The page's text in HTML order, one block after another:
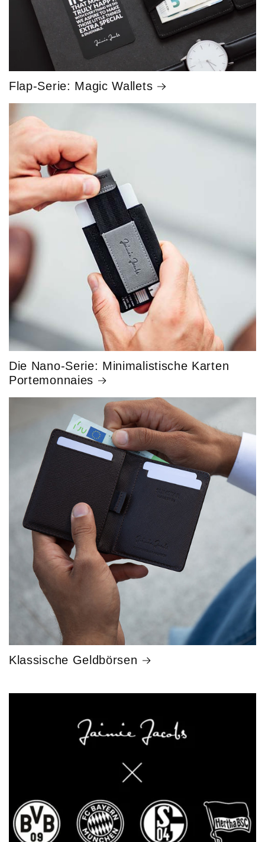
Flap-Serie: Magic Wallets
Die Nano-Serie: Minimalistische Karten
Portemonnaies
Klassische Geldbörsen